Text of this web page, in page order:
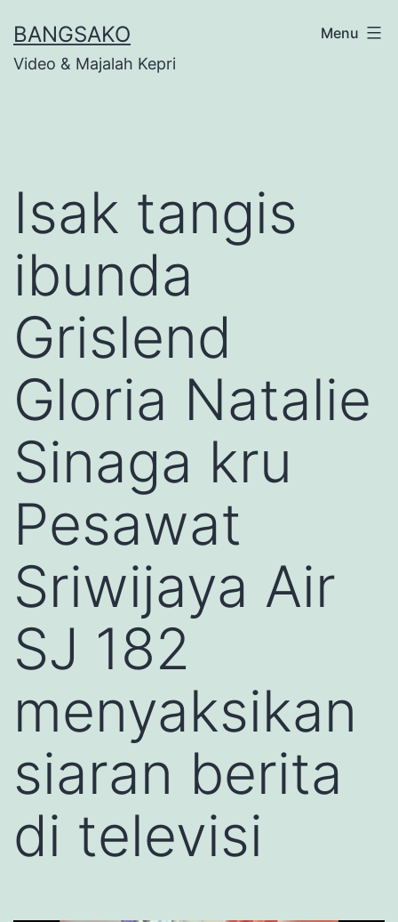
to
content
BANGSAKO
Video & Majalah Kepri
Menu
Isak tangis
ibunda
Grislend
Gloria Natalie
Sinaga kru
Pesawat
Sriwijaya Air
SJ 182
menyaksikan
siaran berita
di televisi